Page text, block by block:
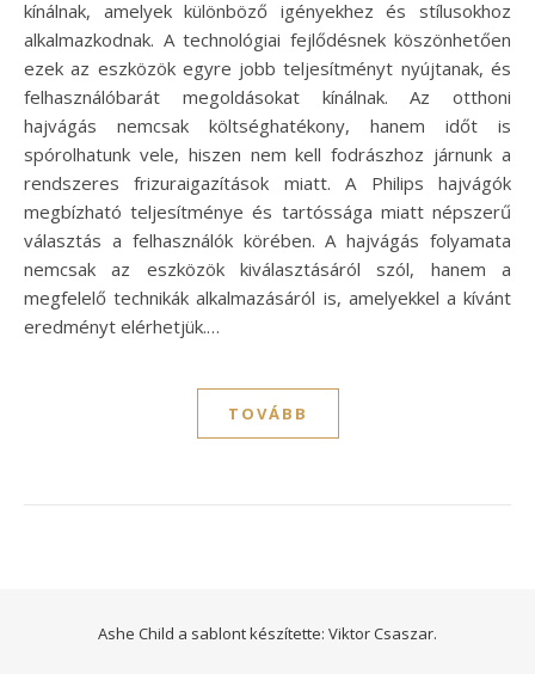
kínálnak, amelyek különböző igényekhez és stílusokhoz
alkalmazkodnak. A technológiai fejlődésnek köszönhetően
ezek az eszközök egyre jobb teljesítményt nyújtanak, és
felhasználóbarát megoldásokat kínálnak. Az otthoni
hajvágás nemcsak költséghatékony, hanem időt is
spórolhatunk vele, hiszen nem kell fodrászhoz járnunk a
rendszeres frizuraigazítások miatt. A Philips hajvágók
megbízható teljesítménye és tartóssága miatt népszerű
választás a felhasználók körében. A hajvágás folyamata
nemcsak az eszközök kiválasztásáról szól, hanem a
megfelelő technikák alkalmazásáról is, amelyekkel a kívánt
eredményt elérhetjük.…
TOVÁBB
Ashe Child a sablont készítette: Viktor Csaszar.